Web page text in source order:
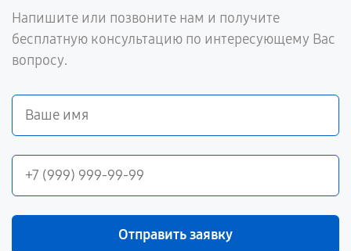
Напишите или позвоните нам и получите
бесплатную консультацию по интересующему Вас
вопросу.
Отправить заявку